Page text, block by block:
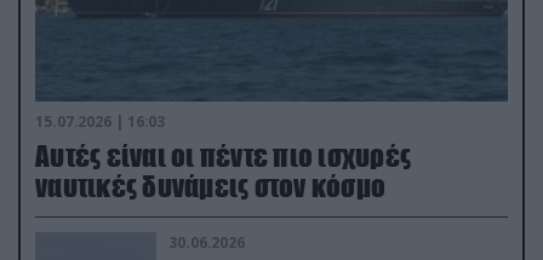
15.07.2026 | 16:03
Aυτές είναι οι πέντε πιο ισχυρές
ναυτικές δυνάμεις στον κόσμο
30.06.2026